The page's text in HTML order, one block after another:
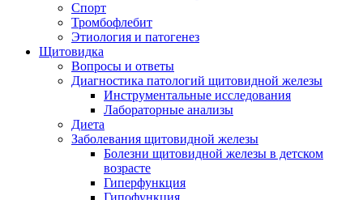
Спорт
Тромбофлебит
Этиология и патогенез
Щитовидка
Вопросы и ответы
Диагностика патологий щитовидной железы
Инструментальные исследования
Лабораторные анализы
Диета
Заболевания щитовидной железы
Болезни щитовидной железы в детском
возрасте
Гиперфункция
Гипофункция